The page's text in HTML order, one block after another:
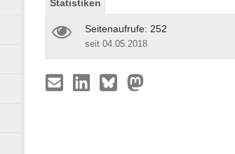
Statistiken
Seitenaufrufe: 252
seit 04.05.2018